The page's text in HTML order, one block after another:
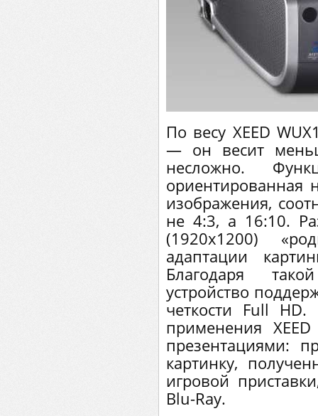
По весу XEED
— он весит
несложно.
ориентированная
изображения,
не 4:3, а 16:10.
(1920x1200)
адаптации
Благодаря
устройство
четкости Full HD.
применения
презентациями:
картинку,
игровой
Blu-Ray.